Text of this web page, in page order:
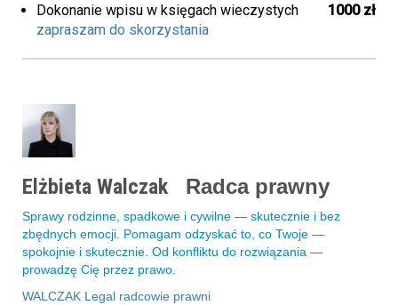
Dokonanie wpisu w księgach wieczystych
1000 zł
zapraszam do skorzystania
Elżbieta Walczak Radca prawny
Sprawy rodzinne, spadkowe i cywilne — skutecznie i bez
zbędnych emocji. Pomagam odzyskać to, co Twoje —
spokojnie i skutecznie. Od konfliktu do rozwiązania —
prowadzę Cię przez prawo.
WALCZAK Legal radcowie prawni